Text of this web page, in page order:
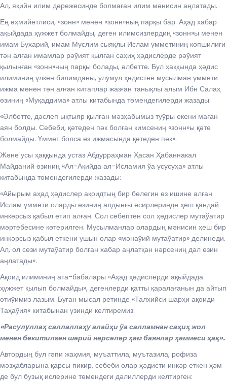
Ал, яқийн илим дәрежесинде болмаған илим мәнисин аңлатады.
Ең әҳмийетлиси, «зонн» менен «зонн»ның парқы бар. Аҳад хабар
ақыйдада ҳүжжет болмайды, деген илимсизлердиң «зонн»ы менен
имам Бухарий, имам Муслим сыяқлы Ислам үмметиниң көпшилиги
тән алған имамлар рәўият қылған саҳиҳ ҳәдислерде рәўият
қылынған «зонн»ның парқы болады, әлбетте. Бул ҳаққында ҳәдис
илиминиң үлкен билимданы, улумул ҳәдистен мусылман үммети
ижма менен тән алған китаплар жазған танықлы алым Ибн Салаҳ
өзиниң «Муқаддима» атлы китабында төмендегилерди жазады:
«Әлбетте, дәслеп ықтыяр қылған мәзҳабымыз туўры екени маған
аян болды. Себеби, қәтеден пәк болған кимсениң «зонн»ы қәте
болмайды. Үммет болса өз ижмасында қәтеден пәк».
Және усы ҳаққында устаз Абдурраҳман Ҳасан Ҳабаннакал
Майданий өзиниң «Ал-Ақийда ал-Исламия ўа усусуҳа» атлы
китабында төмендегилерди жазады:
«Айырым аҳад ҳәдислер ақоидтың бир бөлегин өз ишине алған.
Ислам үммети оларды өзиниң алдынғы әсирлеринде ҳеш қандай
инкәрсыз қабыл етип алған. Сол себептен сол ҳәдислер мутаўатир
мәртебесине көтерилген. Мусылманлар олардың мәнисин ҳеш бир
инкәрсыз қабыл еткени ушын олар «мәнаўий мутаўатир» делинеди.
Ал, ол сөзи мутаўатир болған хабар аңлатқан нәрсениң дәл өзин
аңлатады».
Ақоид илиминиң ата-бабалары «Аҳад ҳәдислерди ақыйдада
ҳүжжет қылып болмайды», дегенлерди қатты қаралағанын да айтып
өтиўимиз лазым. Буған мысал ретинде «Талхийси шарҳи ақоиди
Таҳаўия» китабынан үзинди келтиремиз:
«Расулуллаҳ саллаллаҳу алайҳи ўа салламнан саҳиҳ жол
менен бекитилген шәрий нәрселер ҳәм баянлар ҳәммеси ҳақ».
Автордың бул гәпи жаҳмия, муъаттила, муътазила, рофиза
мәзҳабларына қарсы пикир, себеби олар ҳәдисти инкәр еткен ҳәм
де бул бузық ислерине төмендеги дәлиллерди келтирген: